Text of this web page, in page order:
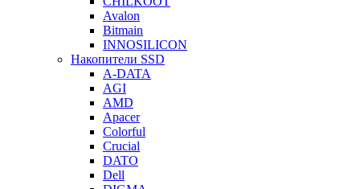
Avalon
Bitmain
INNOSILICON
Накопители SSD
A-DATA
AGI
AMD
Apacer
Colorful
Crucial
DATO
Dell